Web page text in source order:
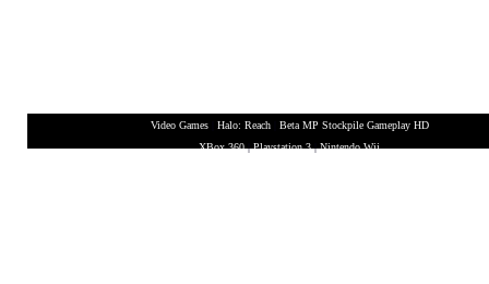
Video Games| Halo: Reach| Beta MP Stockpile Gameplay HD
XBox 360|Playstation 3|Nintendo Wii